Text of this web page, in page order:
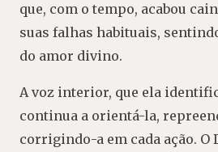
que, com o tempo, acabou
suas falhas habituais,
do amor divino.
A voz interior, que ela
continua a orientá-la,
corrigindo-a em cada ação. O